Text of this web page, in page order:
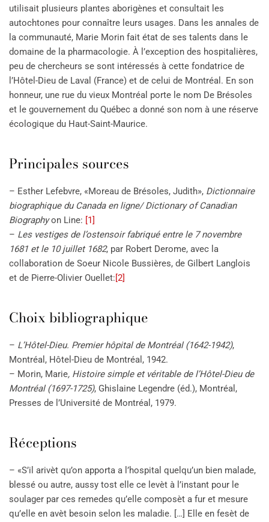
utilisait plusieurs plantes aborigènes et consultait les
autochtones pour connaître leurs usages. Dans les annales de
la communauté, Marie Morin fait état de ses talents dans le
domaine de la pharmacologie. À l’exception des hospitalières,
peu de chercheurs se sont intéressés à cette fondatrice de
l’Hôtel-Dieu de Laval (France) et de celui de Montréal. En son
honneur, une rue du vieux Montréal porte le nom De Brésoles
et le gouvernement du Québec a donné son nom à une réserve
écologique du Haut-Saint-Maurice.
Principales sources
– Esther Lefebvre, «Moreau de Brésoles, Judith», Dictionnaire
biographique du Canada en ligne/ Dictionary of Canadian
Biographyon Line: [1]
– Les vestiges de l’ostensoir fabriqué entre le 7 novembre
1681 et le 10 juillet 1682, par Robert Derome, avec la
collaboration de Soeur Nicole Bussières, de Gilbert Langlois
et de Pierre-Olivier Ouellet:[2]
Choix bibliographique
– L’Hôtel-Dieu. Premier hôpital de Montréal (1642-1942),
Montréal, Hôtel-Dieu de Montréal, 1942.
– Morin, Marie, Histoire simple et véritable de l’Hôtel-Dieu de
Montréal (1697-1725), Ghislaine Legendre (éd.), Montréal,
Presses de l’Université de Montréal, 1979.
Réceptions
– «S’il arivèt qu’on apporta a l’hospital quelqu’un bien malade,
blessé ou autre, aussy tost elle ce levèt à l’instant pour le
soulager par ces remedes qu’elle composèt a fur et mesure
qu’elle en avèt besoin selon les maladie. […] Elle en fesèt de